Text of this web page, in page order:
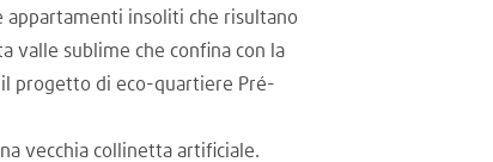
appartamenti insoliti che risultano
valle sublime che confina con la
progetto di eco-quartiere Pré-
vecchia collinetta artificiale.